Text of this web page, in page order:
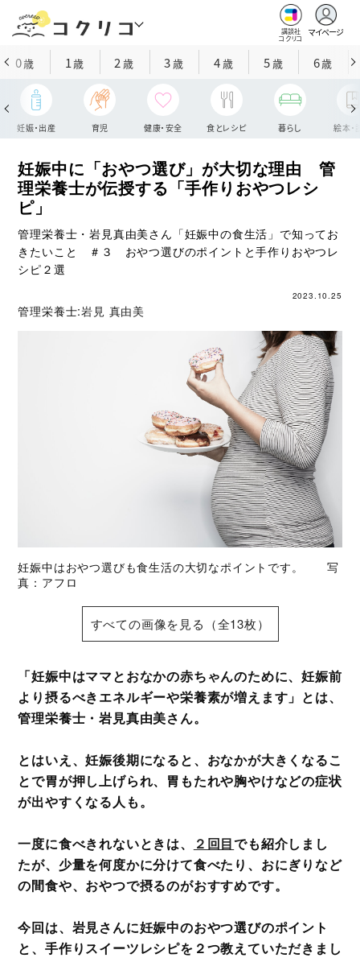
講談社
コクリコ
マイページ
0歳 1歳 2 歳 3歳 4歳 5歳 6歳
妊娠・出産 育児 健康・安全 食とレシピ 暮らし 絵本・
妊娠中に「おやつ選び」が大切な理由 管
理栄養士が伝授する「手作りおやつレシ
ピ」
管理栄養士・岩見真由美さん「妊娠中の食生活」で知ってお
きたいこと ＃３ おやつ選びのポイントと手作りおやつレ
シピ２選
2023.10.25
管理栄養士:岩見 真由美
妊娠中はおやつ選びも食生活の大切なポイントです。 写
真：アフロ
すべての画像を見る（全13枚）
「妊娠中はママとおなかの赤ちゃんのために、妊娠前
より摂るべきエネルギーや栄養素が増えます」とは、
管理栄養士・岩見真由美さん。
とはいえ、妊娠後期になると、おなかが大きくなるこ
とで胃が押し上げられ、胃もたれや胸やけなどの症状
が出やすくなる人も。
一度に食べきれないときは、 ２回目でも紹介しまし
たが、少量を何度かに分けて食べたり、おにぎりなど
の間食や、おやつで摂るのがおすすめです。
今回は、岩見さんに妊娠中のおやつ選びのポイント
と、手作りスイーツレシピを２つ教えていただきまし